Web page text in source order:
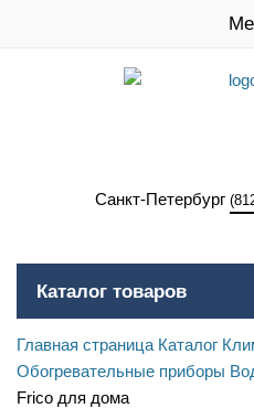
Санкт-Петербург
Каталог товаров
Главная страница Каталог
Обогревательные приборы
Frico для дома